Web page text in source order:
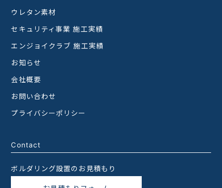
ウレタン素材
セキュリティ事業 施工実績
エンジョイクラブ 施工実績
お知らせ
会社概要
お問い合わせ
プライバシーポリシー
Contact
ボルダリング設置のお見積もり